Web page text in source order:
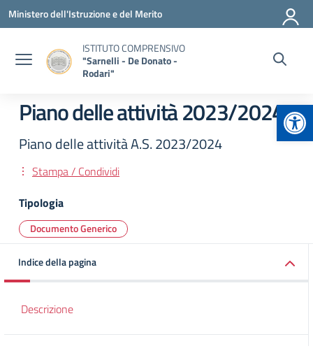
Vai ai contenuti
Vai al menu di navigazione
Vai al footer
Ministero dell'Istruzione e del Merito
ISTITUTO COMPRENSIVO
"Sarnelli - De Donato -
Rodari"
Piano delle attività 2023/2024
Piano delle attività A.S. 2023/2024
Stampa / Condividi
Tipologia
Documento Generico
Indice della pagina
Descrizione